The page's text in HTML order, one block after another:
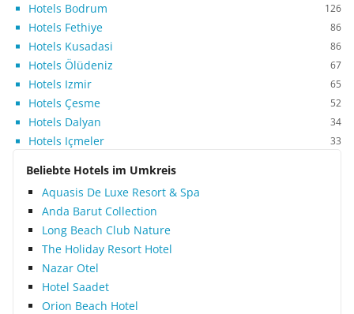
Hotels Bodrum 126
Hotels Fethiye 86
Hotels Kusadasi 86
Hotels Ölüdeniz 67
Hotels Izmir 65
Hotels Çesme 52
Hotels Dalyan 34
Hotels Içmeler 33
Beliebte Hotels im Umkreis
Aquasis De Luxe Resort & Spa
Anda Barut Collection
Long Beach Club Nature
The Holiday Resort Hotel
Nazar Otel
Hotel Saadet
Orion Beach Hotel